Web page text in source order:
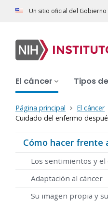
Un sitio oficial del
El cáncer Tipos
Página principal El cáncer
Cuidado del enfermo
Cómo hacer frente
Los sentimientos y el
Adaptación al cáncer
Su imagen propia y